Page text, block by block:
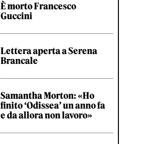
È morto Francesco
Guccini
Lettera aperta a Serena
Brancale
Samantha Morton: «Ho
finito ‘Odissea’ un anno fa
e da allora non lavoro»